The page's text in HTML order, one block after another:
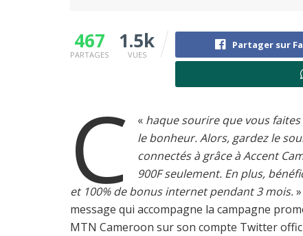
467
PARTAGES
1.5k
VUES
Partager sur
«
C
haque sourire que vous
le bonheur. Alors, gardez le
connectés à grâce à Accent
900F seulement. En plus,
et 100% de bonus internet pendant 3 mois.
message qui accompagne la campagne
MTN Cameroon sur son compte Twitter